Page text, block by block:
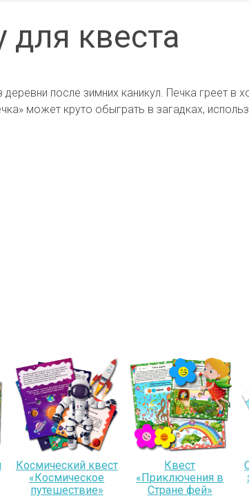
для квеста
после зимних каникул. Печка греет в
может круто обыграть в загадках,
Космический квест
«Космическое
путешествие»
Квест
«Приключения в
Стране фей»